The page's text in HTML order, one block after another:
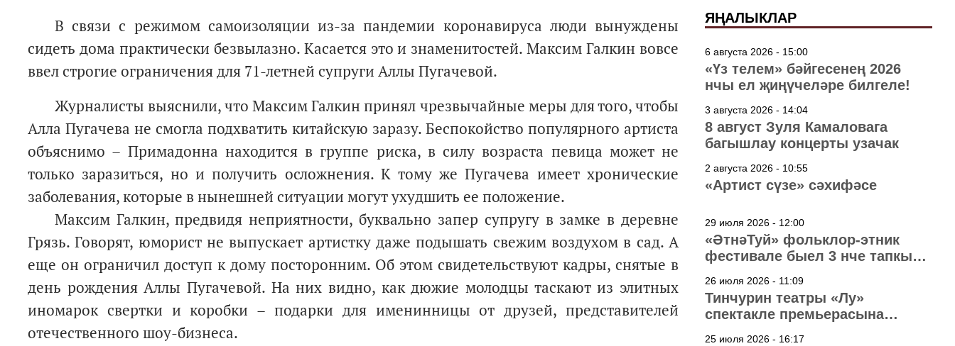
В связи с режимом самоизоляции из-за пандемии коронавируса люди вынуждены
сидеть дома практически безвылазно. Касается это и знаменитостей. Максим Галкин вовсе
ввел строгие ограничения для 71-летней супруги Аллы Пугачевой.
Журналисты выяснили, что Максим Галкин принял чрезвычайные меры для того, чтобы
Алла Пугачева не смогла подхватить китайскую заразу. Беспокойство популярного артиста
объяснимо – Примадонна находится в группе риска, в силу возраста певица может не
только заразиться, но и получить осложнения. К тому же Пугачева имеет хронические
заболевания, которые в нынешней ситуации могут ухудшить ее положение.
Максим Галкин, предвидя неприятности, буквально запер супругу в замке в деревне
Грязь. Говорят, юморист не выпускает артистку даже подышать свежим воздухом в сад. А
еще он ограничил доступ к дому посторонним. Об этом свидетельствуют кадры, снятые в
день рождения Аллы Пугачевой. На них видно, как дюжие молодцы таскают из элитных
иномарок свертки и коробки – подарки для именинницы от друзей, представителей
отечественного шоу-бизнеса.
ЯҢАЛЫКЛАР
6 августа 2026 - 15:00
«Үз телем» бәйгесенең 2026
нчы ел җиңүчеләре билгеле!
3 августа 2026 - 14:04
8 август Зуля Камаловага
багышлау концерты узачак
2 августа 2026 - 10:55
«Артист сүзе» сәхифәсе
29 июля 2026 - 12:00
«ӘтнәТуй» фольклор-этник
фестивале быел 3 нче тапкыр
26 июля 2026 - 11:09
Тинчурин театры «Лу»
спектакле премьерасына
25 июля 2026 - 16:17